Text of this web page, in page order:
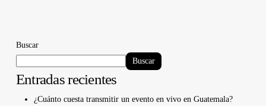
Buscar
Buscar
Entradas recientes
¿Cuánto cuesta transmitir un evento en vivo en Guatemala?